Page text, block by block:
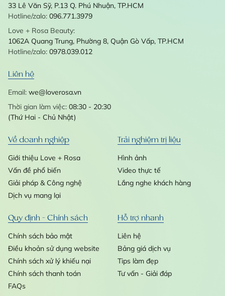
33 Lê Văn Sỹ, P.13 Q. Phú Nhuận, TP.HCM
Hotline/zalo: 096.771.3979
Love + Rosa Beauty:
1062A Quang Trung, Phường 8, Quận Gò Vấp, TP.HCM
Hotline/zalo: 0978.039.012
Liên hệ
Email: we@loverosa.vn
Thời gian làm việc: 08:30 - 20:30
(Thứ Hai - Chủ Nhật)
Về doanh nghiệp
Giới thiệu Love + Rosa
Vấn đề phổ biến
Giải pháp & Công nghệ
Dịch vụ mang lại
Trải nghiệm trị liệu
Hình ảnh
Video thực tế
Lắng nghe khách hàng
Quy định - Chính sách
Chính sách bảo mật
Điều khoản sử dụng website
Chính sách xử lý khiếu nại
Chính sách thanh toán
FAQs
Hỗ trợ nhanh
Liên hệ
Bảng giá dịch vụ
Tips làm đẹp
Tư vấn - Giải đáp